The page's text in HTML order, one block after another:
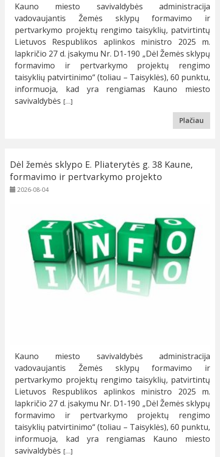
Kauno miesto savivaldybės administracija
vadovaujantis Žemės sklypų formavimo ir
pertvarkymo projektų rengimo taisyklių, patvirtintų
Lietuvos Respublikos aplinkos ministro 2025 m.
lapkričio 27 d. įsakymu Nr. D1-190 „Dėl Žemės sklypų
formavimo ir pertvarkymo projektų rengimo
taisyklių patvirtinimo“ (toliau – Taisyklės), 60 punktu,
informuoja, kad yra rengiamas Kauno miesto
savivaldybės […]
Plačiau
Dėl žemės sklypo E. Pliaterytės g. 38 Kaune,
formavimo ir pertvarkymo projekto
2026-08-04
Kauno miesto savivaldybės administracija
vadovaujantis Žemės sklypų formavimo ir
pertvarkymo projektų rengimo taisyklių, patvirtintų
Lietuvos Respublikos aplinkos ministro 2025 m.
lapkričio 27 d. įsakymu Nr. D1-190 „Dėl Žemės sklypų
formavimo ir pertvarkymo projektų rengimo
taisyklių patvirtinimo“ (toliau – Taisyklės), 60 punktu,
informuoja, kad yra rengiamas Kauno miesto
savivaldybės […]